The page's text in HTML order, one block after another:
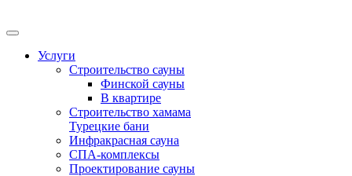
Услуги
Строительство сауны
Финской сауны
В квартире
Строительство хамама
Турецкие бани
Инфракрасная сауна
СПА-комплексы
Проектирование сауны